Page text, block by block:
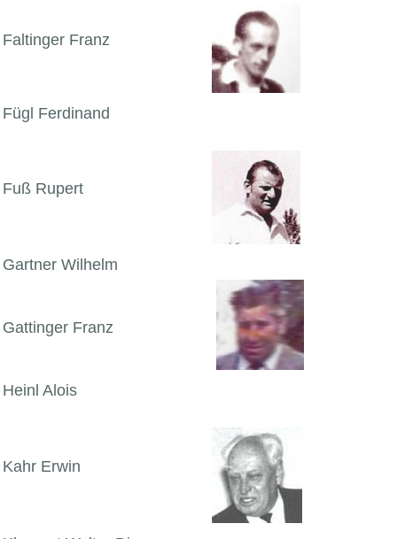
Faltinger Franz
Fügl Ferdinand
Fuß Rupert
Gartner Wilhelm
Gattinger Franz
Heinl Alois
Kahr Erwin